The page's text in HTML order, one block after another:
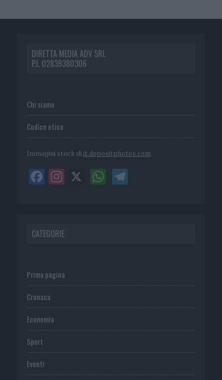
DIRETTA MEDIA ADV SRL
P.I. 02839380306
Chi siamo
Codice etico
Immagini stock di it.depositphotos.com
CATEGORIE
Prima pagina
Cronaca
Economia
Sport
Eventi